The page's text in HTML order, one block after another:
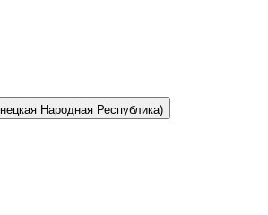
Народная Республика)